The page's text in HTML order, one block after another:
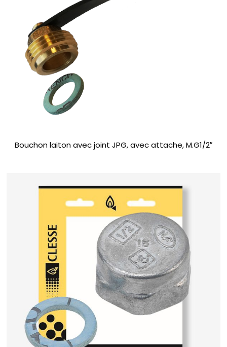
Bouchon laiton avec joint JPG, avec attache, M.G1/2″